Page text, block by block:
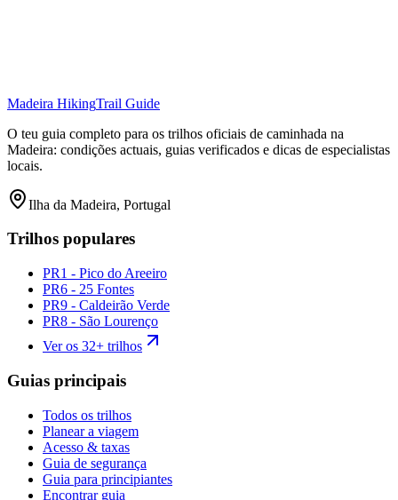
Madeira HikingTrail Guide
O teu guia completo para os trilhos oficiais de caminhada na
Madeira: condições actuais, guias verificados e dicas de especialistas
locais.
Ilha da Madeira, Portugal
Trilhos populares
PR1 - Pico do Areeiro
PR6 - 25 Fontes
PR9 - Caldeirão Verde
PR8 - São Lourenço
Ver os 32+ trilhos
Guias principais
Todos os trilhos
Planear a viagem
Acesso & taxas
Guia de segurança
Guia para principiantes
Encontrar guia